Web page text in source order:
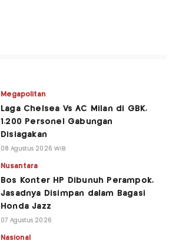
Megapolitan
Laga Chelsea Vs AC Milan di GBK,
1.200 Personel Gabungan
Disiagakan
08 Agustus 2026 WIB
Nusantara
Bos Konter HP Dibunuh Perampok,
Jasadnya Disimpan dalam Bagasi
Honda Jazz
07 Agustus 2026
Nasional